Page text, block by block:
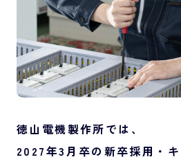
徳山電機製作所では、
2027年3月卒の新卒採用・